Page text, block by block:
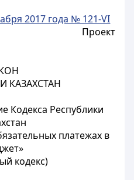
2017 года № 121-VI
Проект
КАЗАХСТАН
Кодекса Республики
платежах в
кодекс)